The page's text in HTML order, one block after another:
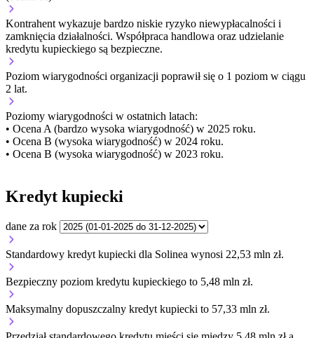
Kontrahent wykazuje bardzo niskie ryzyko niewypłacalności i
zamknięcia działalności. Współpraca handlowa oraz udzielanie
kredytu kupieckiego są bezpieczne.
Poziom wiarygodności organizacji poprawił się o 1 poziom w ciągu
2 lat.
Poziomy wiarygodności w ostatnich latach:
• Ocena A (bardzo wysoka wiarygodność) w 2025 roku.
• Ocena B (wysoka wiarygodność) w 2024 roku.
• Ocena B (wysoka wiarygodność) w 2023 roku.
Kredyt kupiecki
dane za rok
Standardowy kredyt kupiecki dla Solinea wynosi 22,53 mln zł.
Bezpieczny poziom kredytu kupieckiego to 5,48 mln zł.
Maksymalny dopuszczalny kredyt kupiecki to 57,33 mln zł.